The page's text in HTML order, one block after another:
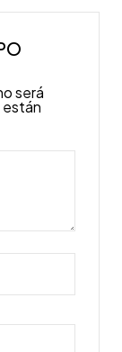
será
están